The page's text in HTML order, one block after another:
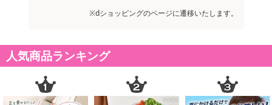
※dショッピングのページに遷移いたします。
人気商品ランキング